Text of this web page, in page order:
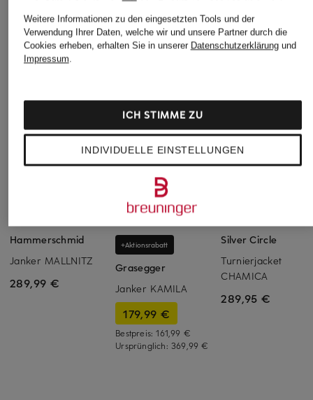
Hammerschmid
Janker MALLNITZ
289,99 €
+Aktionsrabatt
Grasegger
Janker KAMILA
179,99 €
Bestpreis:161,99 €
Ursprünglich: 369,99 €
Silver Circle
Turnierjacket
CHAMICA
289,95 €
Weitere Informationen zu den eingesetzten Tools und der
Verwendung Ihrer Daten, welche wir und unsere Partner durch die
Cookies erheben, erhalten Sie in unserer Datenschutzerklärungund
Impressum.
INDIVIDUELLE EINSTELLUNGEN
ICH STIMME ZU